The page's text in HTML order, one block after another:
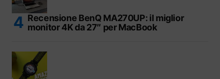
Recensione BenQ MA270UP: il miglior
monitor 4K da 27″ per MacBook